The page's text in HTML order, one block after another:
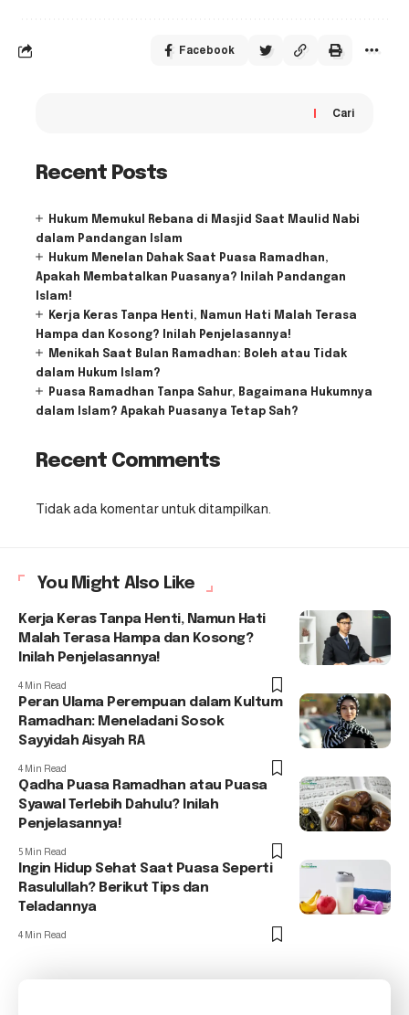
Facebook
Cari
Recent Posts
Hukum Memukul Rebana di Masjid Saat Maulid Nabi
dalam Pandangan Islam
Hukum Menelan Dahak Saat Puasa Ramadhan,
Apakah Membatalkan Puasanya? Inilah Pandangan
Islam!
Kerja Keras Tanpa Henti, Namun Hati Malah Terasa
Hampa dan Kosong? Inilah Penjelasannya!
Menikah Saat Bulan Ramadhan: Boleh atau Tidak
dalam Hukum Islam?
Puasa Ramadhan Tanpa Sahur, Bagaimana Hukumnya
dalam Islam? Apakah Puasanya Tetap Sah?
Recent Comments
Tidak ada komentar untuk ditampilkan.
You Might Also Like
Kerja Keras Tanpa Henti, Namun Hati
Malah Terasa Hampa dan Kosong?
Inilah Penjelasannya!
4 Min Read
Peran Ulama Perempuan dalam Kultum
Ramadhan: Meneladani Sosok
Sayyidah Aisyah RA
4 Min Read
Qadha Puasa Ramadhan atau Puasa
Syawal Terlebih Dahulu? Inilah
Penjelasannya!
5 Min Read
Ingin Hidup Sehat Saat Puasa Seperti
Rasulullah? Berikut Tips dan
Teladannya
4 Min Read